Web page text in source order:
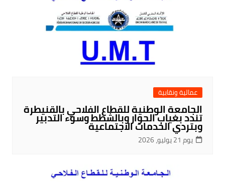
عمالية ونقابية
الجامعة الوطنية للقطاع الفلاحي بالقنيطرة
تندد بغياب الحوار وبالشطط وسوء التدبير
وبتردي الخدمات الاجتماعية
يوم 21 يوليو، 2026